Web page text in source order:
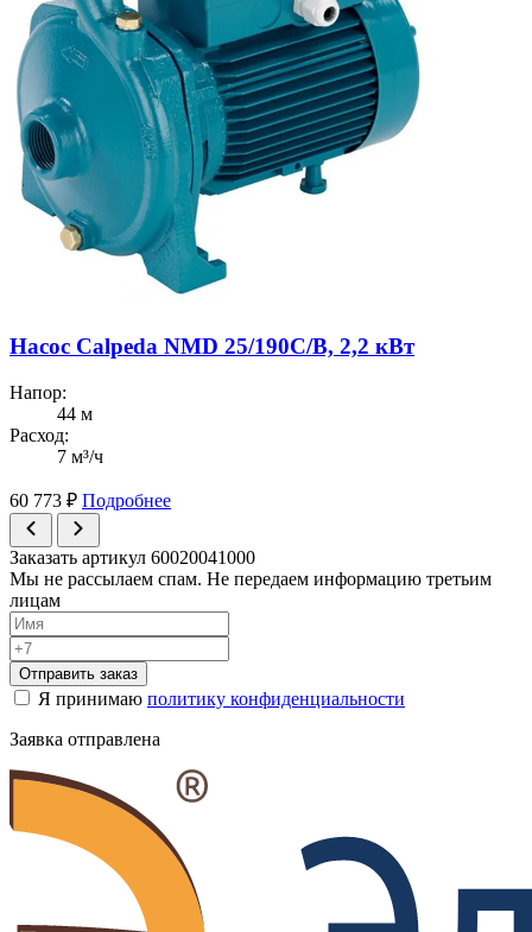
Насос Calpeda NMD 25/190C/B, 2,2 кВт
Напор:
44 м
Расход:
7 м³/ч
60 773 ₽ Подробнее
Заказать артикул 60020041000
Мы не рассылаем спам. Не передаем информацию третьим
лицам
Отправить заказ
Я принимаю политику конфиденциальности
Заявка отправлена